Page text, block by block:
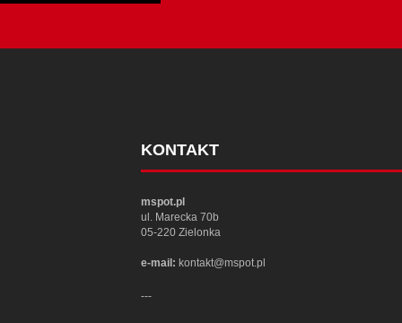
KONTAKT
mspot.pl
ul. Marecka 70b
05-220 Zielonka
e-mail: kontakt@mspot.pl
---